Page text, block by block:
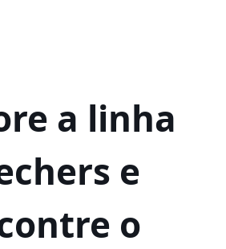
a linha
e
o